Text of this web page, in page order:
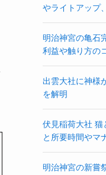
やライトアップ
明治神宮の亀石
利益や触り方の
出雲大社に神様
を解明
伏見稲荷大社 猫
と所要時間やマ
明治神宮の新嘗